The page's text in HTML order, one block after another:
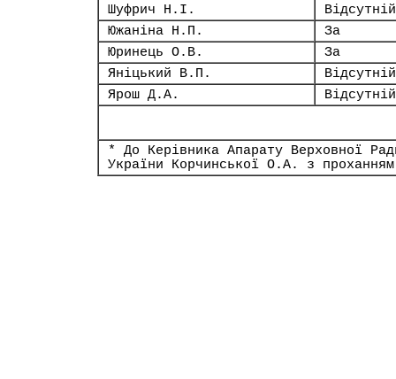
Шуфрич Н.І.
Відсутній
Южаніна Н.П.
За
Юринець О.В.
За
Яніцький В.П.
Відсутній
Ярош Д.А.
Відсутній
* До Керівника Апарату Верховної
України Корчинської О.А. з